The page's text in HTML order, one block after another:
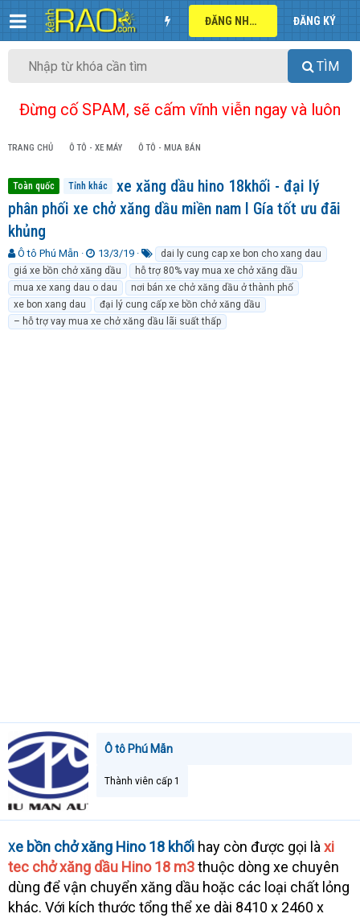
ĐĂNG NHẬP ĐĂNG KÝ
TÌM
Đừng cố SPAM, sẽ cấm vĩnh viễn ngay và luôn
TRANG CHỦ Ô TÔ - XE MÁY Ô TÔ - MUA BÁN
Toàn quốc Tỉnh khác
xe xăng dầu hino 18khối - đại lý
phân phối xe chở xăng dầu miền nam I Gía tốt ưu đãi
khủng
T
h
r
e
a
d
Ô tô Phú Mẫn
N
g
à
y
g
ử
13/3/19
ừ
k
h
ó
a
dai ly cung cap xe bon cho xang dau
giá xe bồn chở xăng dầu
hỗ trợ 80% vay mua xe chở xăng dầu
mua xe xang dau o dau
nơi bán xe chở xăng dầu ở thành phố
xe bon xang dau
đại lý cung cấp xe bồn chở xăng dầu
– hỗ trợ vay mua xe chở xăng dầu lãi suất thấp
Ô tô Phú Mẫn
Thành viên cấp 1
Xe bồn chở xăng Hino 18 khối hay còn được gọi làxi
tec chở xăng dầu Hino 18 m3thuộc dòng xe chuyên
dùng để vận chuyển xăng dầu hoặc các loại chất lỏng
khác. Với kích thước tổng thể xe dài 8410 x 2460 x